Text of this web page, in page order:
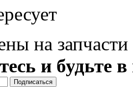
на запчасти
и будьте в